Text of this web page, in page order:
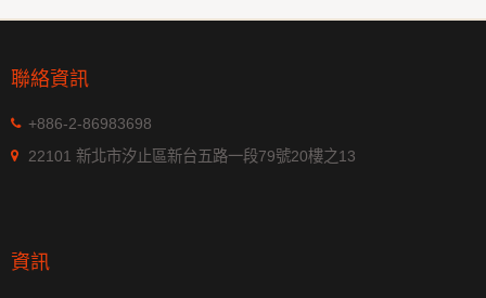
聯絡資訊
+886-2-86983698
22101 新北市汐止區新台五路一段79號20樓之13
資訊